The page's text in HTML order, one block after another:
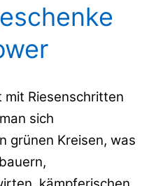
Riesenschritten
sich
grünen Kreisen, was